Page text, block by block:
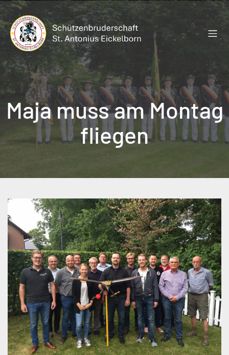
Zum
Inhalt
springen
Maja muss am Montag
fliegen